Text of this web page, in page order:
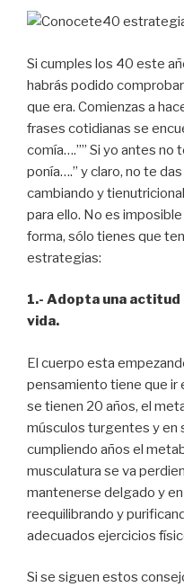
Si cumples los 40 este
habrás podido
que era. Comienzas a
frases cotidianas se
comía….”” Si yo antes no
ponía….” y claro, no te
cambiando y
para ello. No es
forma, sólo tienes que
estrategias:
1.- Adopta una
vida.
El cuerpo esta
pensamiento tiene que ir
se tienen 20 años, el
músculos turgentes y en
cumpliendo años el
musculatura se va
mantenerse delgado y
reequilibrando y
adecuados ejercicios
Si se siguen estos